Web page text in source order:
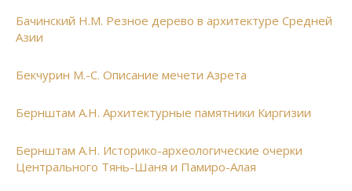
Бачинский Н.М. Резное дерево в архитектуре Средней
Азии
Бекчурин М.-С. Описание мечети Азрета
Бернштам А.Н. Архитектурные памятники Киргизии
Бернштам А.Н. Историко-археологические очерки
Центрального Тянь-Шаня и Памиро-Алая